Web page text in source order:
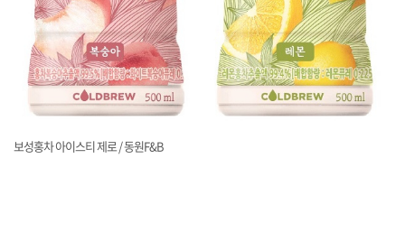
보성홍차 아이스티 제로 / 동원F&B